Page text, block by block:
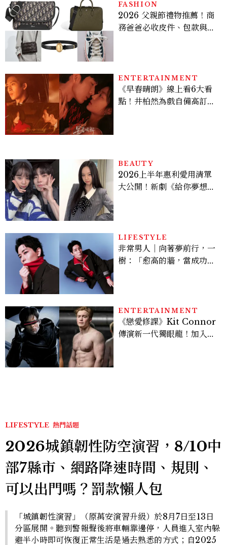
FASHION
2026 父親節禮物推薦！商
務爸爸必收皮件、包款與鞋
ENTERTAINMENT
《早春晴朗》線上看6大看
點！井柏然為戲自備高訂，
BEAUTY
2026上半年惠利愛用清單
大公開！新劇《給你夢想》
LIFESTYLE
非常男人｜向著夢前行，一
樹：「愈高的牆，當成功爬
ENTERTAINMENT
《戀愛修課》Kit Connor
傳演新一代獨眼龍！加入新
LIFESTYLE 熱門話題
2026城鎮韌性防空演習，8/10中
部7縣市、網路降速時間、規則、
可以出門嗎？罰款懶人包
「城鎮韌性演習」（原萬安演習升級）於8月7日至13日
分區展開。聽到警報聲後將車輛靠邊停，人員進入室內躲
避半小時即可恢復正常生活是過去熟悉的方式；自2025